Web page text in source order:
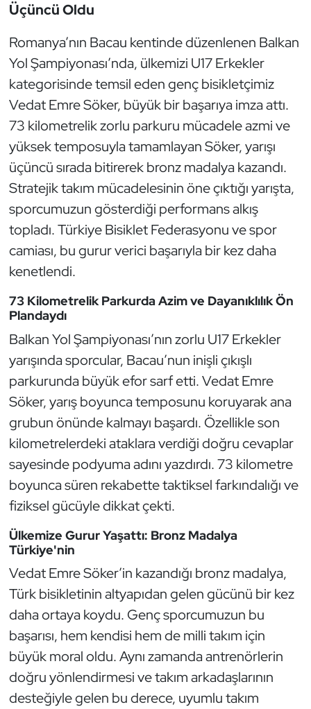
Üçüncü Oldu
Romanya’nın Bacau kentinde düzenlenen Balkan
Yol Şampiyonası’nda, ülkemizi U17 Erkekler
kategorisinde temsil eden genç bisikletçimiz
Vedat Emre Söker, büyük bir başarıya imza attı.
73 kilometrelik zorlu parkuru mücadele azmi ve
yüksek temposuyla tamamlayan Söker, yarışı
üçüncü sırada bitirerek bronz madalya kazandı.
Stratejik takım mücadelesinin öne çıktığı yarışta,
sporcumuzun gösterdiği performans alkış
topladı. Türkiye Bisiklet Federasyonu ve spor
camiası, bu gurur verici başarıyla bir kez daha
kenetlendi.
73 Kilometrelik Parkurda Azim ve Dayanıklılık Ön
Plandaydı
Balkan Yol Şampiyonası’nın zorlu U17 Erkekler
yarışında sporcular, Bacau’nun inişli çıkışlı
parkurunda büyük efor sarf etti. Vedat Emre
Söker, yarış boyunca temposunu koruyarak ana
grubun önünde kalmayı başardı. Özellikle son
kilometrelerdeki ataklara verdiği doğru cevaplar
sayesinde podyuma adını yazdırdı. 73 kilometre
boyunca süren rekabette taktiksel farkındalığı ve
fiziksel gücüyle dikkat çekti.
Ülkemize Gurur Yaşattı: Bronz Madalya
Türkiye'nin
Vedat Emre Söker’in kazandığı bronz madalya,
Türk bisikletinin altyapıdan gelen gücünü bir kez
daha ortaya koydu. Genç sporcumuzun bu
başarısı, hem kendisi hem de milli takım için
büyük moral oldu. Aynı zamanda antrenörlerin
doğru yönlendirmesi ve takım arkadaşlarının
desteğiyle gelen bu derece, uyumlu takım
Genel
Golf
Güreş
Halter
Hava Sporları
Hentbol
İşitme Engelli Sporcular
Judo ve Kuraş
Kano ve Rafting
Karate
Kayak
Kempo
Kick Boks
Masa Tenisi
Modern Pentatlon
Motor Sporları
Muay Thai
Okçuluk